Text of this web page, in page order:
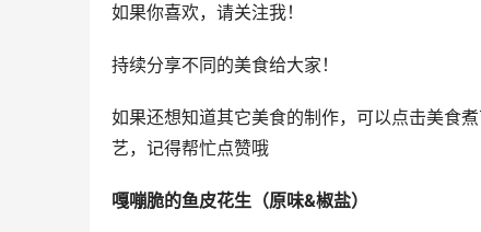
如果你喜欢，请关注我！
持续分享不同的美食给大家！
如果还想知道其它美食的制作，可以点击美食
艺，记得帮忙点赞哦
嘎嘣脆的鱼皮花生（原味&椒盐）